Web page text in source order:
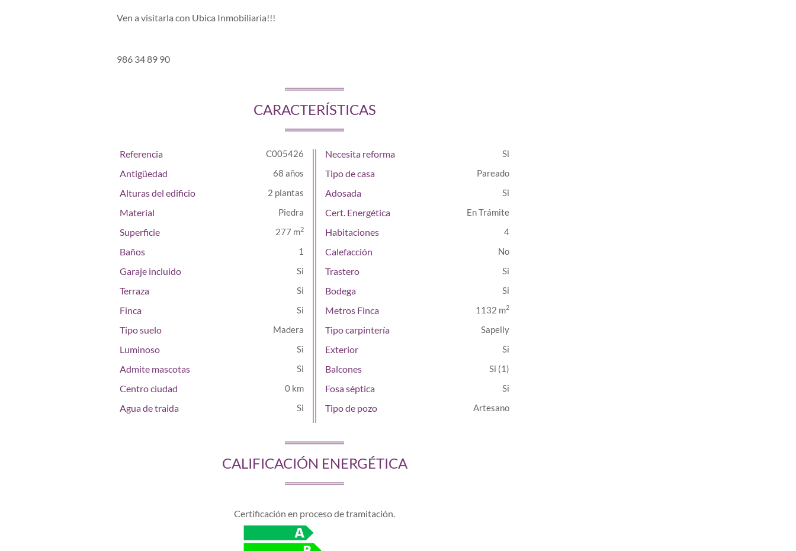
Ven a visitarla con Ubica Inmobiliaria!!!
986 34 89 90
CARACTERÍSTICAS
Referencia C005426
Necesita reforma
Antigüedad
68 años Tipo de casa Pareado
Alturas del edificio 2 plantas
Adosada
Material
Piedra Cert. Energética En Trámite
Superficie 277 m2 Habitaciones 4
Baños 1
Calefacción
Garaje incluido
Trastero
Terraza
Bodega
Finca
Metros Finca 1132 m2
Tipo suelo Madera Tipo carpintería Sapelly
Luminoso
Exterior
Admite mascotas
Balcones (1)
Centro ciudad 0 km
Fosa séptica
Agua de traida
Tipo de pozo Artesano
CALIFICACIÓN ENERGÉTICA
Certificación en proceso de tramitación.